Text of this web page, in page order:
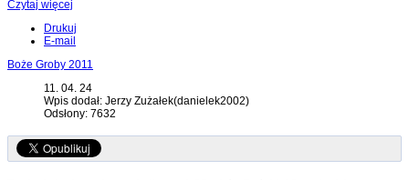
Czytaj więcej
Drukuj
E-mail
Boże Groby 2011
11. 04. 24
Wpis dodał: Jerzy Zużałek(danielek2002)
Odsłony: 7632